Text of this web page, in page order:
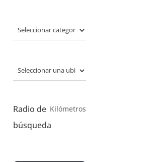
Radio de
búsqueda
Kilómetros